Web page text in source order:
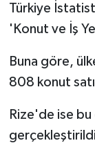
Türkiye
'Konut ve İş
Buna göre,
808 konut
Rize'de ise